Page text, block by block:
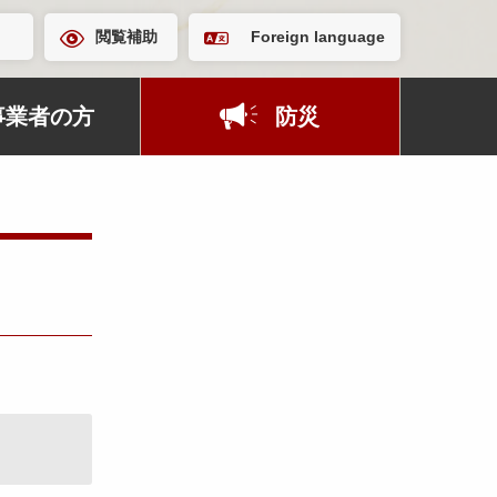
閲覧補助 Foreign language
業者の方 防災